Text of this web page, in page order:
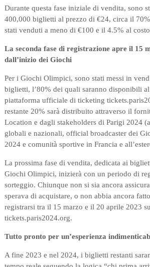
Durante questa fase iniziale di vendita, sono
400,000 biglietti al prezzo di €24, circa il
stati venduti a meno di €100 e il 4.5% al
La seconda fase di registrazione apre il 15
dall’inizio dei Giochi
Per i Giochi Olimpici, sono stati messi in
biglietti, l’80% dei quali saranno disponibili
piattaforma ufficiale di ticketing
restante 20% sarà distribuito attraverso il
Location e dagli stakeholders di Parigi 2024
globali e nazionali, official broadcaster dei
2024 e comunità sportive in Francia e
La prossima fase di vendita, dedicata ai
Giochi Olimpici, inizierà con un periodo di
sorteggio. Chiunque non si sia ancora
sperava di acquistare, o non abbia ancora
registrarsi tra il 15 marzo e il 20 aprile 2023
tickets.paris2024.org.
Tutto pronto per un’esperienza
A fine 2023 e nel 2024, i biglietti restanti